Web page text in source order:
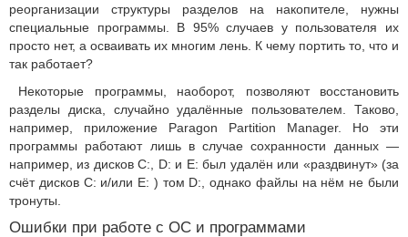
реорганизации структуры разделов на накопителе, нужны
специальные программы. В 95% случаев у пользователя их
просто нет, а осваивать их многим лень. К чему портить то, что и
так работает?
Некоторые программы, наоборот, позволяют восстановить
разделы диска, случайно удалённые пользователем. Таково,
например, приложение Paragon Partition Manager. Но эти
программы работают лишь в случае сохранности данных —
например, из дисков C:, D: и E: был удалён или «раздвинут» (за
счёт дисков C: и/или E: ) том D:, однако файлы на нём не были
тронуты.
Ошибки при работе с ОС и программами